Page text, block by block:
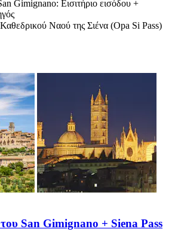
Gimignano: Εισιτήριο εισόδου +
Ναού της Σιένα (Opa Si Pass)
San Gimignano + Siena Pass